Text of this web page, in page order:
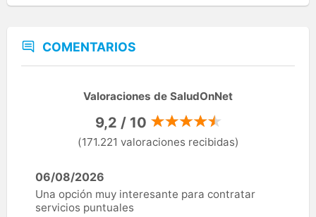
COMENTARIOS
Valoraciones de SaludOnNet
9,2 / 10
(171.221 valoraciones recibidas)
06/08/2026
Una opción muy interesante para contratar
servicios puntuales